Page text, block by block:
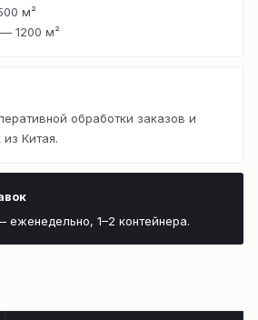
м²
1200 м²
обработки заказов и
Китая.
еженедельно, 1–2 контейнера.